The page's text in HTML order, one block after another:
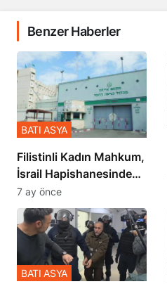
Benzer Haberler
Filistinli Kadın Mahkum,
İsrail Hapishanesindeki
Zulmü Anlattı
BATI ASYA
7 ay önce
BATI ASYA